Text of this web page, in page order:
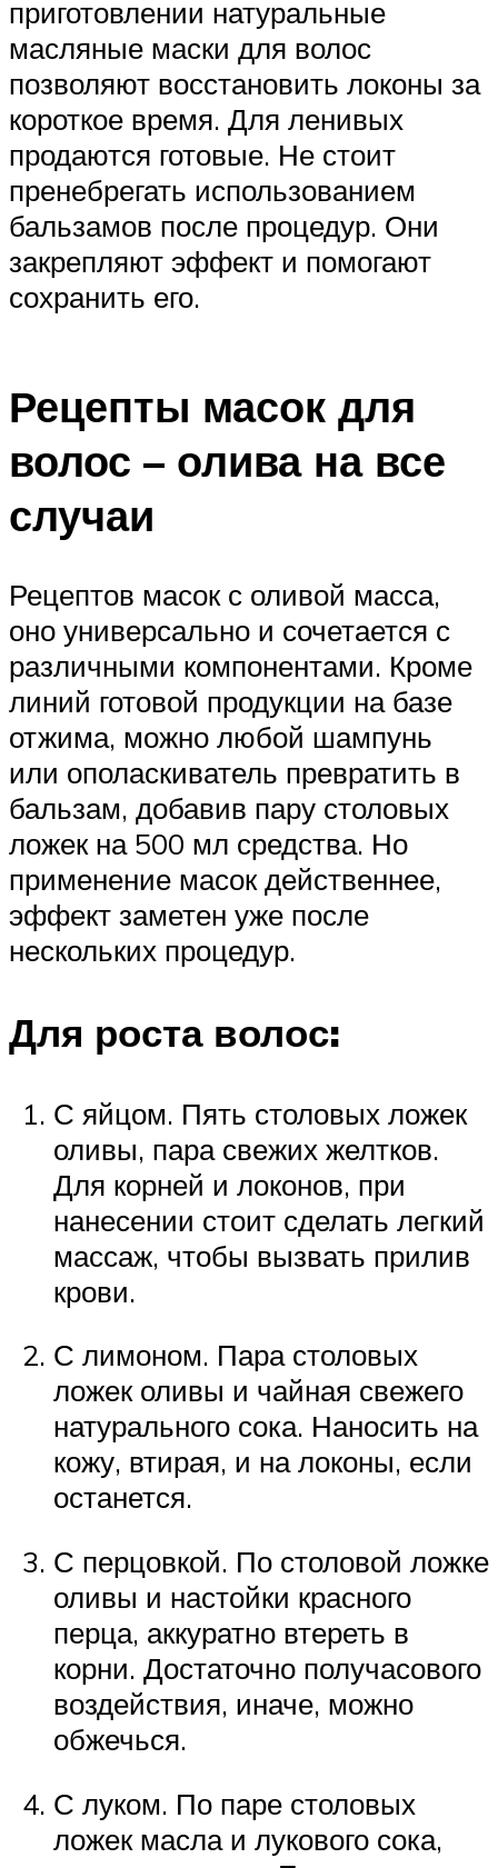
приготовлении натуральные
масляные маски для волос
позволяют восстановить локоны за
короткое время. Для ленивых
продаются готовые. Не стоит
пренебрегать использованием
бальзамов после процедур. Они
закрепляют эффект и помогают
сохранить его.
Рецепты масок для
волос – олива на все
случаи
Рецептов масок с оливой масса,
оно универсально и сочетается с
различными компонентами. Кроме
линий готовой продукции на базе
отжима, можно любой шампунь
или ополаскиватель превратить в
бальзам, добавив пару столовых
ложек на 500 мл средства. Но
применение масок действеннее,
эффект заметен уже после
нескольких процедур.
Для роста волос:
С яйцом. Пять столовых ложек
оливы, пара свежих желтков.
Для корней и локонов, при
нанесении стоит сделать легкий
массаж, чтобы вызвать прилив
крови.
С лимоном. Пара столовых
ложек оливы и чайная свежего
натурального сока. Наносить на
кожу, втирая, и на локоны, если
останется.
С перцовкой. По столовой ложке
оливы и настойки красного
перца, аккуратно втереть в
корни. Достаточно получасового
воздействия, иначе, можно
обжечься.
С луком. По паре столовых
ложек масла и лукового сока,